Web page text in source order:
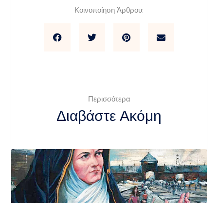
Κοινοποίηση Άρθρου:
Περισσότερα
Διαβάστε Ακόμη